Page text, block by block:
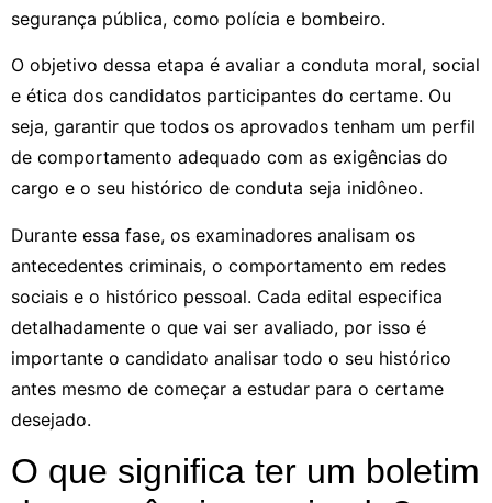
segurança pública, como polícia e bombeiro.
O objetivo dessa etapa é avaliar a conduta moral, social
e ética dos candidatos participantes do certame. Ou
seja, garantir que todos os aprovados tenham um perfil
de comportamento adequado com as exigências do
cargo e o seu histórico de conduta seja inidôneo.
Durante essa fase, os examinadores analisam os
antecedentes criminais, o comportamento em redes
sociais e o histórico pessoal. Cada edital especifica
detalhadamente o que vai ser avaliado, por isso é
importante o candidato analisar todo o seu histórico
antes mesmo de começar a estudar para o certame
desejado.
O que significa ter um boletim